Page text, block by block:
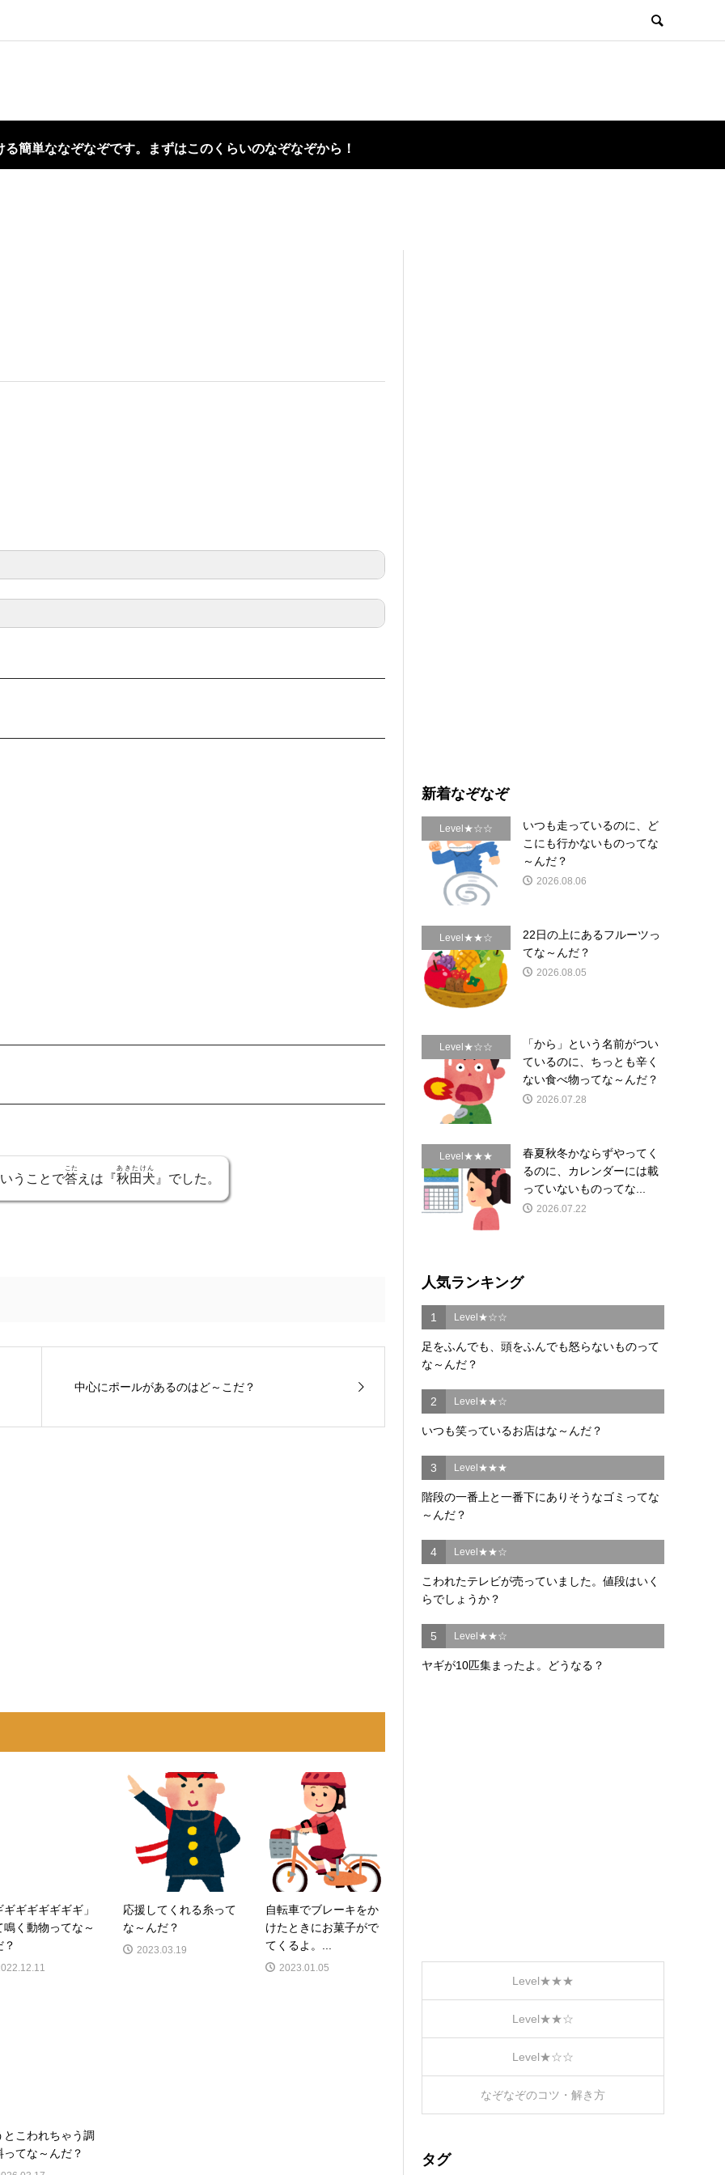
簡単ななぞなぞです。まずはこのくらいのなぞなぞから！
うことで答
こた
えは『秋田犬
あきたけん
』でした。
中心にポールがあるのはど～こだ？
ギギギギギギギ」
鳴く動物ってな～
？
応援してくれる糸って
な～んだ？
2023.03.19
自転車でブレーキをか
けたときにお菓子がで
てくるよ。...
2023.01.05
とこわれちゃう調
ってな～んだ？
新着なぞなぞ
Level★☆☆
いつも走っているのに、ど
こにも行かないものってな
～んだ？
2026.08.06
Level★★☆
22日の上にあるフルーツっ
てな～んだ？
2026.08.05
Level★☆☆
「から」という名前がつい
ているのに、ちっとも辛く
ない食べ物ってな～んだ？
2026.07.28
Level★★★
春夏秋冬かならずやってく
るのに、カレンダーには載
っていないものってな...
2026.07.22
人気ランキング
1 Level★☆☆
足をふんでも、頭をふんでも怒らないものって
な～んだ？
2 Level★★☆
いつも笑っているお店はな～んだ？
3 Level★★★
階段の一番上と一番下にありそうなゴミってな
～んだ？
4 Level★★☆
こわれたテレビが売っていました。値段はいく
らでしょうか？
5 Level★★☆
ヤギが10匹集まったよ。どうなる？
Level★★★
Level★★☆
Level★☆☆
なぞなぞのコツ・解き方
タグ